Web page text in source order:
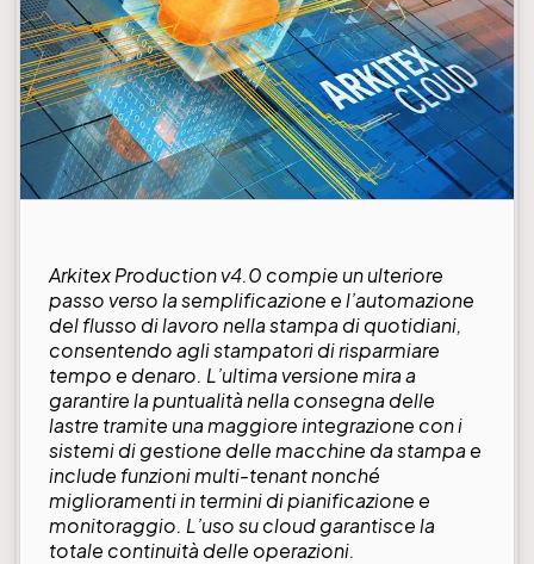
Arkitex Production v4.0 compie un ulteriore
passo verso la semplificazione e l’automazione
del flusso di lavoro nella stampa di quotidiani,
consentendo agli stampatori di risparmiare
tempo e denaro. L’ultima versione mira a
garantire la puntualità nella consegna delle
lastre tramite una maggiore integrazione con i
sistemi di gestione delle macchine da stampa e
include funzioni multi-tenant nonché
miglioramenti in termini di pianificazione e
monitoraggio. L’uso su cloud garantisce la
totale continuità delle operazioni.